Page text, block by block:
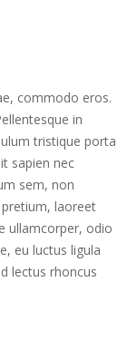
commodo eros.
in
tristique porta
sapien nec
sem, non
laoreet
ullamcorper, odio
eu luctus ligula
lectus rhoncus